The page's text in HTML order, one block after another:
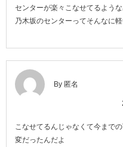
センターが楽々こなせてるよう
乃木坂のセンターってそんなに
By 匿名
こなせてるんじゃなくて今まで
変だったんだよ